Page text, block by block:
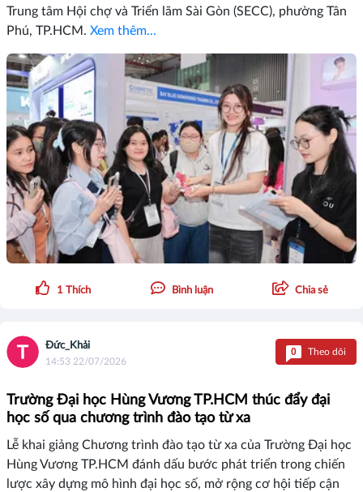
Trung tâm Hội chợ và Triển lãm Sài Gòn (SECC), phường Tân
Phú, TP.HCM. Xem thêm...
1 Thích Bình luận Chia sẻ
Đức_Khải
14:53 22/07/2026
0 Theo dõi
Trường Đại học Hùng Vương TP.HCM thúc đẩy đại
học số qua chương trình đào tạo từ xa
Lễ khai giảng Chương trình đào tạo từ xa của Trường Đại học
Hùng Vương TP.HCM đánh dấu bước phát triển trong chiến
lược xây dựng mô hình đại học số, mở rộng cơ hội tiếp cận